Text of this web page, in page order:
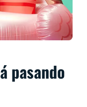
pasando